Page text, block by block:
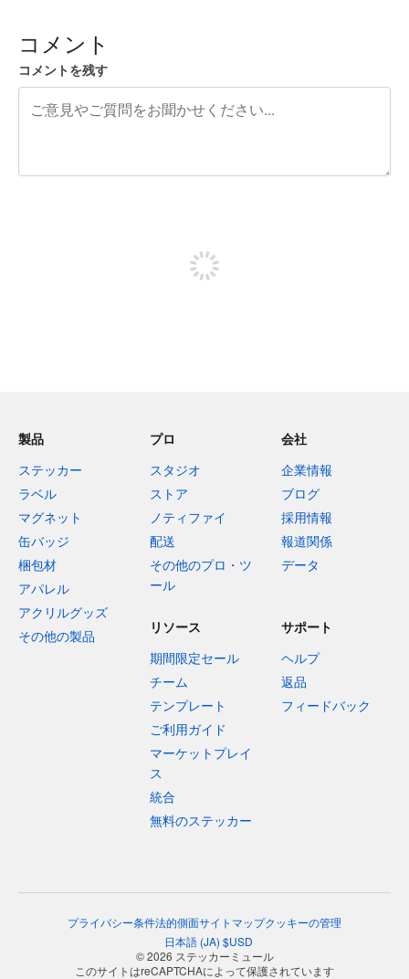
コメント
コメントを残す
製品
ステッカー
ラベル
マグネット
缶バッジ
梱包材
アパレル
アクリルグッズ
その他の製品
プロ
スタジオ
ストア
ノティファイ
配送
その他のプロ・ツ
ール
会社
企業情報
ブログ
採用情報
報道関係
データ
リソース
期間限定セール
チーム
テンプレート
ご利用ガイド
マーケットプレイ
ス
統合
無料のステッカー
サポート
ヘルプ
返品
フィードバック
プライバシー条件法的側面サイトマップクッキーの管理
日本語(JA) $USD
© 2026 ステッカーミュール
このサイトはreCAPTCHAによって保護されています